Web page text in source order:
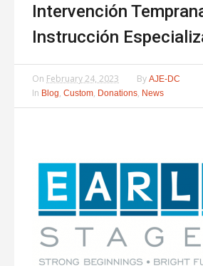
Intervención
Instrucción
On February 24, 2023 By AJE-DC
In Blog, Custom, Donations, News